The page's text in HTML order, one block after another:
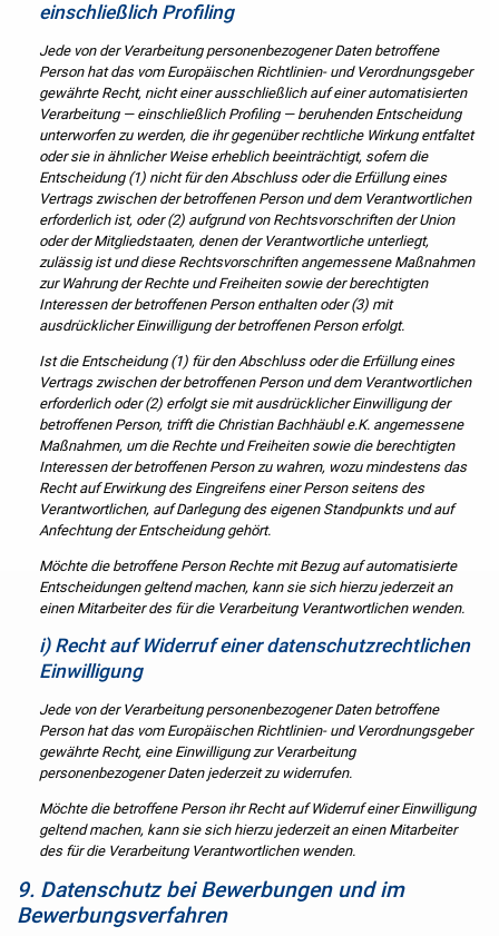
einschließlich Profiling
Jede von der Verarbeitung personenbezogener Daten betroffene
Person hat das vom Europäischen Richtlinien- und Verordnungsgeber
gewährte Recht, nicht einer ausschließlich auf einer automatisierten
Verarbeitung — einschließlich Profiling — beruhenden Entscheidung
unterworfen zu werden, die ihr gegenüber rechtliche Wirkung entfaltet
oder sie in ähnlicher Weise erheblich beeinträchtigt, sofern die
Entscheidung (1) nicht für den Abschluss oder die Erfüllung eines
Vertrags zwischen der betroffenen Person und dem Verantwortlichen
erforderlich ist, oder (2) aufgrund von Rechtsvorschriften der Union
oder der Mitgliedstaaten, denen der Verantwortliche unterliegt,
zulässig ist und diese Rechtsvorschriften angemessene Maßnahmen
zur Wahrung der Rechte und Freiheiten sowie der berechtigten
Interessen der betroffenen Person enthalten oder (3) mit
ausdrücklicher Einwilligung der betroffenen Person erfolgt.
Ist die Entscheidung (1) für den Abschluss oder die Erfüllung eines
Vertrags zwischen der betroffenen Person und dem Verantwortlichen
erforderlich oder (2) erfolgt sie mit ausdrücklicher Einwilligung der
betroffenen Person, trifft die Christian Bachhäubl e.K. angemessene
Maßnahmen, um die Rechte und Freiheiten sowie die berechtigten
Interessen der betroffenen Person zu wahren, wozu mindestens das
Recht auf Erwirkung des Eingreifens einer Person seitens des
Verantwortlichen, auf Darlegung des eigenen Standpunkts und auf
Anfechtung der Entscheidung gehört.
Möchte die betroffene Person Rechte mit Bezug auf automatisierte
Entscheidungen geltend machen, kann sie sich hierzu jederzeit an
einen Mitarbeiter des für die Verarbeitung Verantwortlichen wenden.
i) Recht auf Widerruf einer datenschutzrechtlichen
Einwilligung
Jede von der Verarbeitung personenbezogener Daten betroffene
Person hat das vom Europäischen Richtlinien- und Verordnungsgeber
gewährte Recht, eine Einwilligung zur Verarbeitung
personenbezogener Daten jederzeit zu widerrufen.
Möchte die betroffene Person ihr Recht auf Widerruf einer Einwilligung
geltend machen, kann sie sich hierzu jederzeit an einen Mitarbeiter
des für die Verarbeitung Verantwortlichen wenden.
9. Datenschutz bei Bewerbungen und im
Bewerbungsverfahren